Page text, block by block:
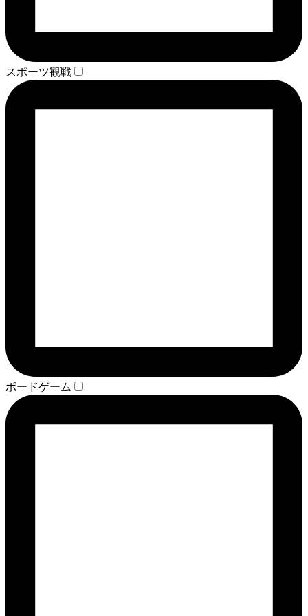
スポーツ観戦
ボードゲーム